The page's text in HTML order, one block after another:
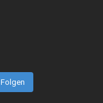
Folgen